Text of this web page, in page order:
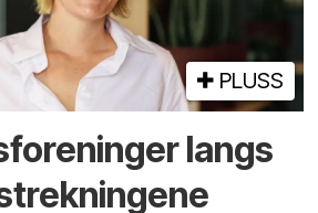
PLUSS
langs